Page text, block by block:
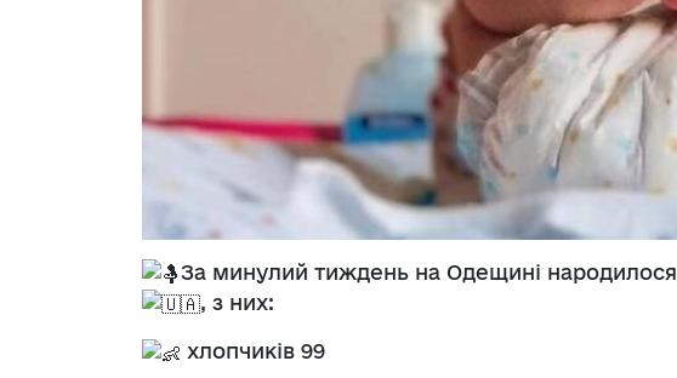
За минулий тиждень на Одещині народилося
, з них:
хлопчиків 99